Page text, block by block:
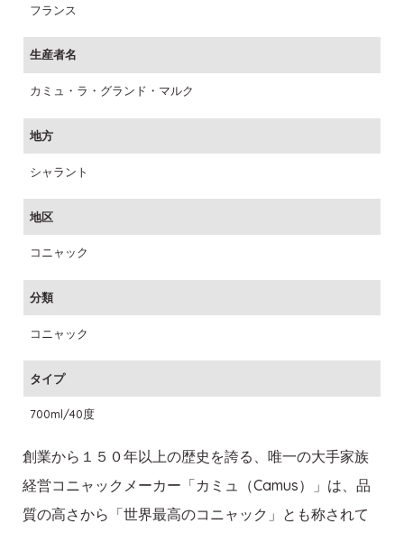
フランス
生産者名
カミュ・ラ・グランド・マルク
地方
シャラント
地区
コニャック
分類
コニャック
タイプ
700ml/40度
創業から１５０年以上の歴史を誇る、唯一の大手家族
経営コニャックメーカー「カミュ（Camus）」は、品
質の高さから「世界最高のコニャック」とも称されて